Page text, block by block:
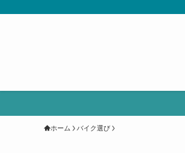
ホーム バイク選び